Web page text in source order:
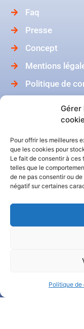
Gérer
Pour offrir les meilleures
que les cookies pour
Le fait de consentir à ces
telles que le
de ne pas consentir ou
négatif sur certaines
Politique de
Faq
Presse
Concept
Mentions
Politique de
Catalogue